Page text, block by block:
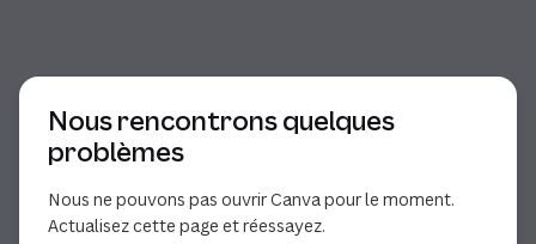
Nous rencontrons quelques
problèmes
Nous ne pouvons pas ouvrir Canva pour le moment.
Actualisez cette page et réessayez.